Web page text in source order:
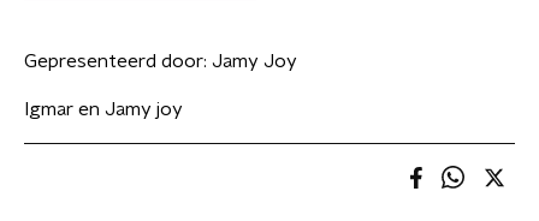
Gepresenteerd door: Jamy Joy
Igmar en Jamy joy